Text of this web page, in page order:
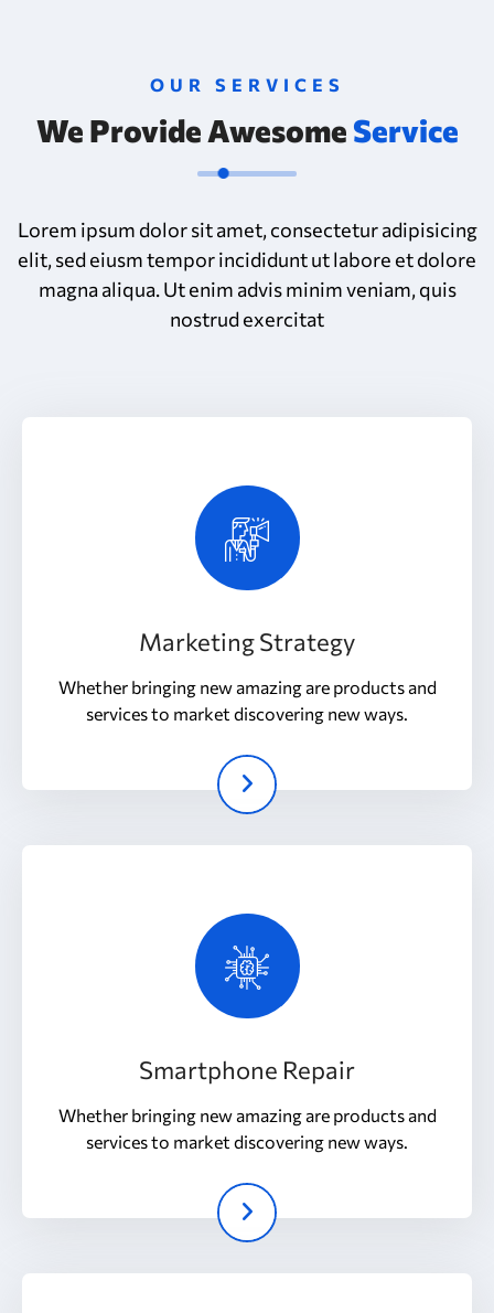
OUR SERVICES
We Provide Awesome Service
Lorem ipsum dolor sit amet, consectetur adipisicing
elit, sed eiusm tempor incididunt ut labore et dolore
magna aliqua. Ut enim advis minim veniam, quis
nostrud exercitat
Marketing Strategy
Whether bringing new amazing are products and
services to market discovering new ways.
Smartphone Repair
Whether bringing new amazing are products and
services to market discovering new ways.